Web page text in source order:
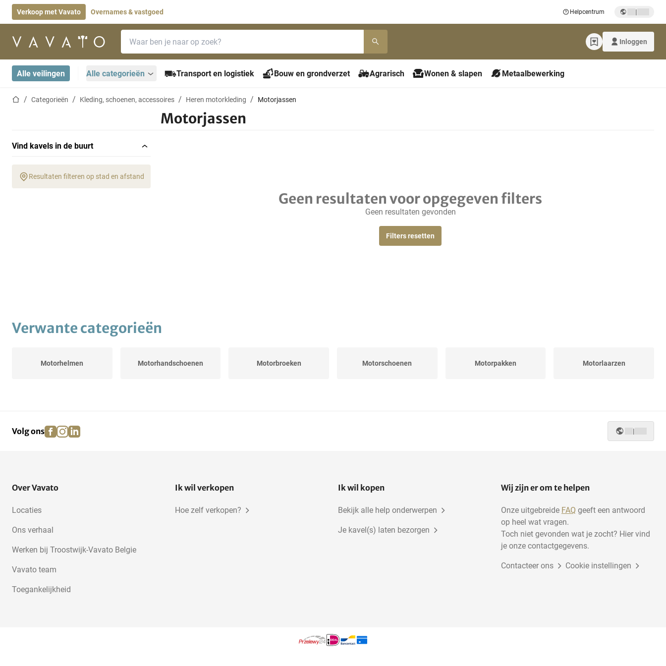
Verkoop met Vavato Overnames & vastgoed Helpcentrum |
Startpagina Inloggen
Alle veilingen Alle categorieën Transport en logistiek Bouw en grondverzet Agrarisch Wonen & slapen Metaalbewerking
StartpaginaCategorieën Kleding, schoenen, accessoires Heren motorkleding Motorjassen
Motorjassen
Vind kavels in de buurt
Resultaten filteren op stad en afstand
Geen resultaten voor opgegeven filters
Geen resultaten gevonden
Filters resetten
Verwante categorieën
Motorhelmen Motorhandschoenen Motorbroeken Motorschoenen Motorpakken Motorlaarzen
Volg ons facebook
instagram
linkedin |
Over Vavato
Locaties
Ons verhaal
Werken bij Troostwijk-Vavato Belgie
Vavato team
Toegankelijkheid
Ik wil verkopen
Hoe zelf verkopen?
Ik wil kopen
Bekijk alle help onderwerpen
Je kavel(s) laten bezorgen
Wij zijn er om te helpen
Onze uitgebreide FAQ geeft een antwoord
op heel wat vragen.
Toch niet gevonden wat je zocht? Hier vind
je onze contactgegevens.
Contacteer ons Cookie instellingen